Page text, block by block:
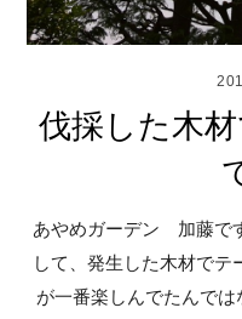
伐採した木
あやめガーデン 加藤で
して、発生した木材でテ
が一番楽しんでたんで